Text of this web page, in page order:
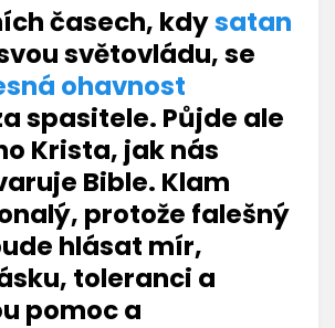
Autor odkrytelzi
Zveřejněno
dne
28.6.2026
časech, kdysatan
světovládu, se
ohavnost
spasitele. Půjde ale
Krista, jak nás
Bible. Klam
protože falešný
hlásat mír,
toleranci a
pomoc a